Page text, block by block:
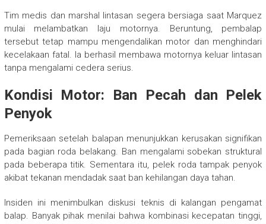
Tim medis dan marshal lintasan segera bersiaga saat Marquez
mulai melambatkan laju motornya. Beruntung, pembalap
tersebut tetap mampu mengendalikan motor dan menghindari
kecelakaan fatal. Ia berhasil membawa motornya keluar lintasan
tanpa mengalami cedera serius.
Kondisi Motor: Ban Pecah dan Pelek
Penyok
Pemeriksaan setelah balapan menunjukkan kerusakan signifikan
pada bagian roda belakang. Ban mengalami sobekan struktural
pada beberapa titik. Sementara itu, pelek roda tampak penyok
akibat tekanan mendadak saat ban kehilangan daya tahan.
Insiden ini menimbulkan diskusi teknis di kalangan pengamat
balap. Banyak pihak menilai bahwa kombinasi kecepatan tinggi,